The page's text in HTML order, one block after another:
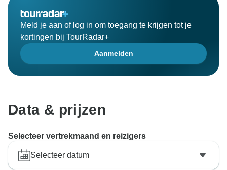
Meld je aan of log in om toegang te krijgen tot je
kortingen bij TourRadar+
Aanmelden
Data & prijzen
Selecteer vertrekmaand en reizigers
Selecteer datum